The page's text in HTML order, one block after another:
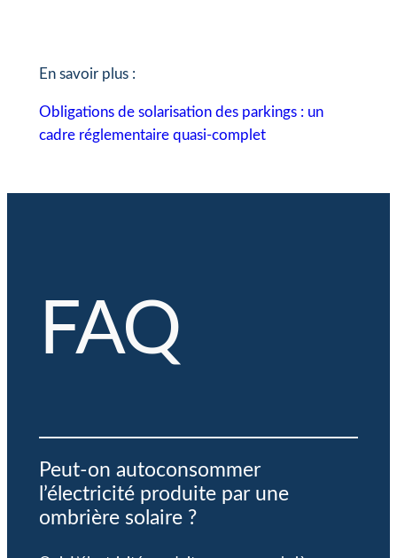
En savoir plus :
Obligations de solarisation des parkings : un
cadre réglementaire quasi-complet
FAQ
Peut-on autoconsommer
l’électricité produite par une
ombrière solaire ?